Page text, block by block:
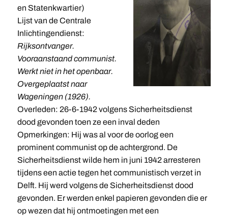
en Statenkwartier)
Lijst van de Centrale
Inlichtingendienst:
Rijksontvanger.
Vooraanstaand communist.
Werkt niet in het openbaar.
Overgeplaatst naar
Wageningen (1926).
Overleden: 26-6-1942 volgens Sicherheitsdienst
dood gevonden toen ze een inval deden
Opmerkingen: Hij was al voor de oorlog een
prominent communist op de achtergrond. De
Sicherheitsdienst wilde hem in juni 1942 arresteren
tijdens een actie tegen het communistisch verzet in
Delft. Hij werd volgens de Sicherheitsdienst dood
gevonden. Er werden enkel papieren gevonden die er
op wezen dat hij ontmoetingen met een